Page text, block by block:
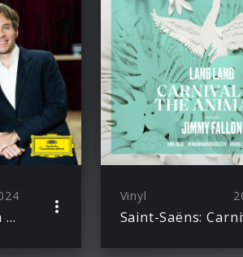
Brel: Quand on n’a que l’amour (Arr. Kerber for Tenor and Piano)
Vinyl